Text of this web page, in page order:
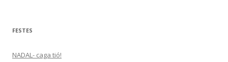
FESTES
NADAL- caga tió!